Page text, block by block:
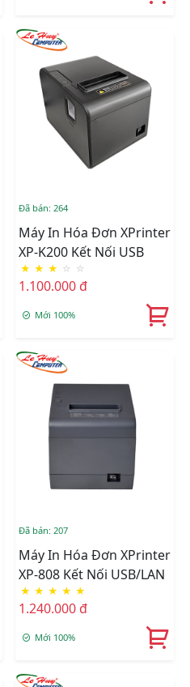
Đã bán: 264
Máy In Hóa Đơn XPrinter
XP-K200 Kết Nối USB
★ ★ ★ ☆ ☆
1.100.000 đ
Mới 100%
Đã bán: 207
Máy In Hóa Đơn XPrinter
XP-808 Kết Nối USB/LAN
★ ★ ★ ★ ★
1.240.000 đ
Mới 100%